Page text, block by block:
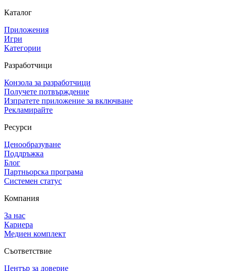
Каталог
Приложения
Игри
Категории
Разработчици
Конзола за разработчици
Получете потвърждение
Изпратете приложение за включване
Рекламирайте
Ресурси
Ценообразуване
Поддръжка
Блог
Партньорска програма
Системен статус
Компания
За нас
Кариера
Медиен комплект
Съответствие
Център за доверие